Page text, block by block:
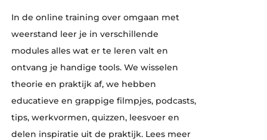
In de online training over omgaan met
weerstand leer je in verschillende
modules alles wat er te leren valt en
ontvang je handige tools. We wisselen
theorie en praktijk af, we hebben
educatieve en grappige filmpjes, podcasts,
tips, werkvormen, quizzen, leesvoer en
delen inspiratie uit de praktijk. Lees meer